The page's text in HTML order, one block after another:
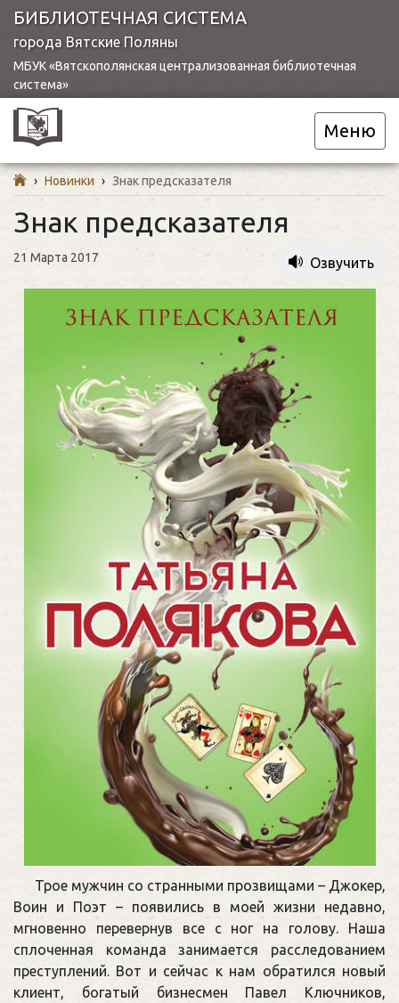
БИБЛИОТЕЧНАЯ СИСТЕМА
города Вятские Поляны
МБУК «Вятскополянская централизованная библиотечная
система»
Меню
› Новинки › Знак предсказателя
Знак предсказателя
21 Марта 2017 Озвучить
Трое мужчин со странными прозвищами – Джокер,
Воин и Поэт – появились в моей жизни недавно,
мгновенно перевернув все с ног на голову. Наша
сплоченная команда занимается расследованием
преступлений. Вот и сейчас к нам обратился новый
клиент, богатый бизнесмен Павел Ключников,